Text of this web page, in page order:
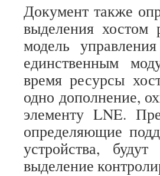
Документ также
выделения хостом
модель
единственным
время ресурсы
одно дополнение,
элементу LNE.
определяющие
устройства,
выделение